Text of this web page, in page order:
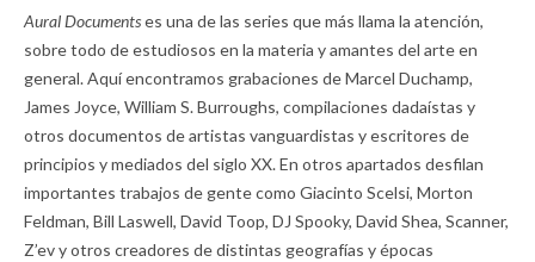
Aural Documentses una de las series que más llama la atención,
sobre todo de estudiosos en la materia y amantes del arte en
general. Aquí encontramos grabaciones de Marcel Duchamp,
James Joyce, William S. Burroughs, compilaciones dadaístas y
otros documentos de artistas vanguardistas y escritores de
principios y mediados del siglo XX. En otros apartados desfilan
importantes trabajos de gente como Giacinto Scelsi, Morton
Feldman, Bill Laswell, David Toop, DJ Spooky, David Shea, Scanner,
Z’ev y otros creadores de distintas geografías y épocas